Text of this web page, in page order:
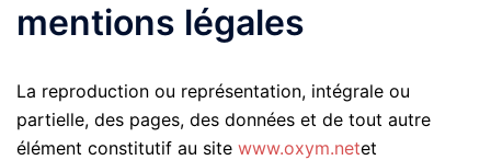
mentions légales
La reproduction ou représentation, intégrale ou
partielle, des pages, des données et de tout autre
élément constitutif au site www.oxym.netet